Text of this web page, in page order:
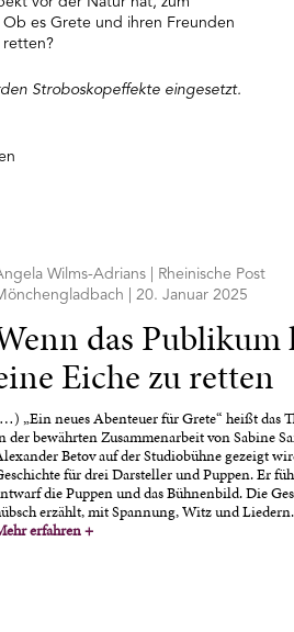
es Grete und ihren Freunden
retten?
Stroboskopeffekte eingesetzt.
Wilms-Adrians | Rheinische Post
| 20. Januar 2025
das
Eiche zu retten
„Ein neues Abenteuer für Grete“ heißt das
der bewährten Zusammenarbeit von Sabine
Betov auf der Studiobühne gezeigt
für drei Darsteller und Puppen. Er
die Puppen und das Bühnenbild. Die
erzählt, mit Spannung, Witz und
erfahren+